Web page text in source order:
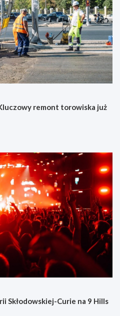
remont torowiska już
Skłodowskiej-Curie na 9 Hills